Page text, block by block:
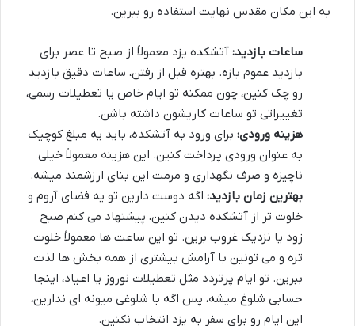
به این مکان مقدس نهایت استفاده رو ببرین.
ساعات بازدید: آتشکده یزد معمولاً از صبح تا عصر برای
بازدید عموم بازه. بهتره قبل از رفتن، ساعات دقیق بازدید
رو چک کنین، چون ممکنه تو ایام خاص یا تعطیلات رسمی،
تغییراتی تو ساعات کاریشون داشته باشن.
هزینه ورودی: برای ورود به آتشکده، باید یه مبلغ کوچیک
به عنوان ورودی پرداخت کنین. این هزینه معمولاً خیلی
ناچیزه و صرف نگهداری و مرمت این بنای ارزشمند میشه.
بهترین زمان بازدید: اگه دوست دارین تو یه فضای آروم و
خلوت تر از آتشکده دیدن کنین، پیشنهاد می کنم صبح
زود یا نزدیک غروب برین. تو این ساعت ها معمولاً خلوت
تره و می تونین با آرامش بیشتری از همه بخش ها لذت
ببرین. تو ایام پرتردد مثل تعطیلات نوروز یا اعیاد، اینجا
حسابی شلوغ میشه، پس اگه با شلوغی میونه ای ندارین،
این ایام رو برای سفر به یزد انتخاب نکنین.